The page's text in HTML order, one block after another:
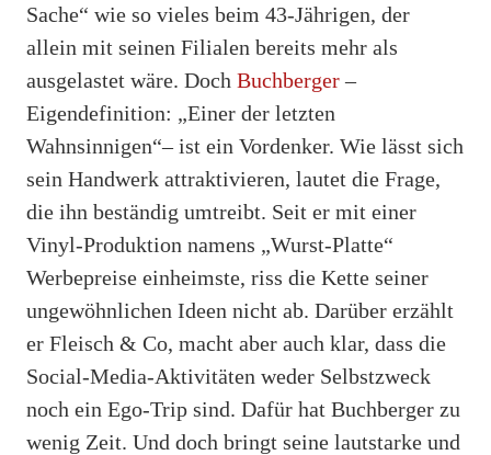
Sache“ wie so vieles beim 43-Jährigen, der
allein mit seinen Filialen bereits mehr als
ausgelastet wäre. Doch Buchberger–
Eigendefinition: „Einer der letzten
Wahnsinnigen“– ist ein Vordenker. Wie lässt sich
sein Handwerk attraktivieren, lautet die Frage,
die ihn beständig umtreibt. Seit er mit einer
Vinyl-Produktion namens „Wurst-Platte“
Werbepreise einheimste, riss die Kette seiner
ungewöhnlichen Ideen nicht ab. Darüber erzählt
er Fleisch & Co, macht aber auch klar, dass die
Social-Media-Aktivitäten weder Selbstzweck
noch ein Ego-Trip sind. Dafür hat Buchberger zu
wenig Zeit. Und doch bringt seine lautstarke und